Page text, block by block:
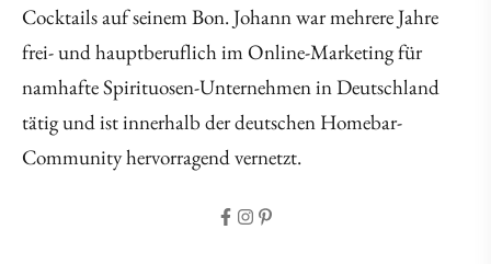
Cocktails auf seinem Bon. Johann war mehrere Jahre
frei- und hauptberuflich im Online-Marketing für
namhafte Spirituosen-Unternehmen in Deutschland
tätig und ist innerhalb der deutschen Homebar-
Community hervorragend vernetzt.